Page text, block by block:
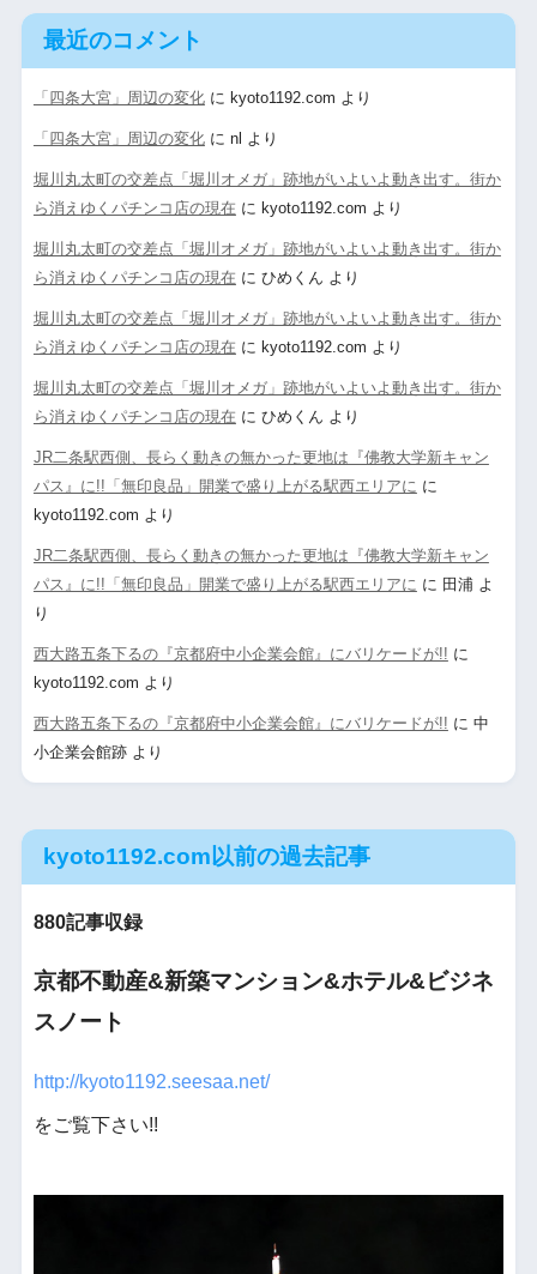
最近のコメント
「四条大宮」周辺の変化に kyoto1192.com より
「四条大宮」周辺の変化に nl より
堀川丸太町の交差点「堀川オメガ」跡地がいよいよ動き出す。街か
ら消えゆくパチンコ店の現在 に kyoto1192.com より
堀川丸太町の交差点「堀川オメガ」跡地がいよいよ動き出す。街か
ら消えゆくパチンコ店の現在 に ひめくん より
堀川丸太町の交差点「堀川オメガ」跡地がいよいよ動き出す。街か
ら消えゆくパチンコ店の現在 に kyoto1192.com より
堀川丸太町の交差点「堀川オメガ」跡地がいよいよ動き出す。街か
ら消えゆくパチンコ店の現在 に ひめくん より
JR二条駅西側、長らく動きの無かった更地は『佛教大学新キャン
パス』に!!「無印良品」開業で盛り上がる駅西エリアに に
kyoto1192.com より
JR二条駅西側、長らく動きの無かった更地は『佛教大学新キャン
パス』に!!「無印良品」開業で盛り上がる駅西エリアに に 田浦よ
り
西大路五条下るの『京都府中小企業会館』にバリケードが!! に
kyoto1192.com より
西大路五条下るの『京都府中小企業会館』にバリケードが!! に 中
小企業会館跡より
kyoto1192.com以前の過去記事
880記事収録
京都不動産&新築マンション&ホテル&ビジネ
スノート
http://kyoto1192.seesaa.net/
をご覧下さい!!